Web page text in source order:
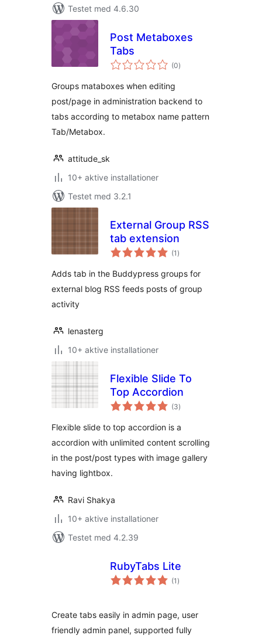
Testet med 4.6.30
Post Metaboxes
Tabs
(0totale
bedømmelser
)
Groups mataboxes when editing
post/page in administration backend to
tabs according to metabox name pattern
Tab/Metabox.
attitude_sk
10+ aktive installationer
Testet med 3.2.1
External Group RSS
tab extension
(1 totale
bedømmelser
)
Adds tab in the Buddypress groups for
external blog RSS feeds posts of group
activity
lenasterg
10+ aktive installationer
Flexible Slide To
Top Accordion
(3totale
bedømmelser
)
Flexible slide to top accordion is a
accordion with unlimited content scrolling
in the post/post types with image gallery
having lightbox.
Ravi Shakya
10+ aktive installationer
Testet med 4.2.39
RubyTabs Lite
(1 totale
bedømmelser
)
Create tabs easily in admin page, user
friendly admin panel, supported fully